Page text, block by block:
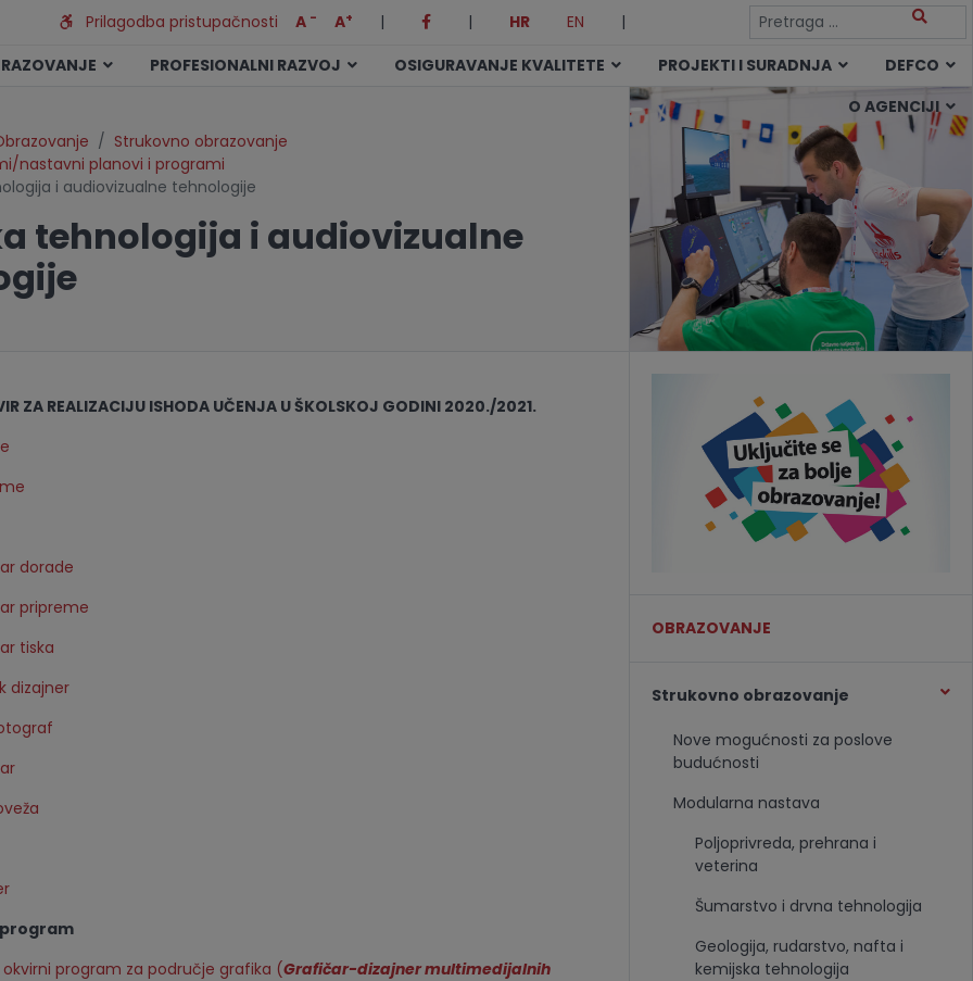
Prilagodba pristupačnosti A - A+ | | HR EN
|
PROFESIONALNI RAZVOJ OSIGURAVANJE KVALITETE PROJEKTI I SURADNJA
DEFCO
O AGENCIJI
Strukovno obrazovanje
nastavni planovi i programi
i audiovizualne tehnologije
tehnologija i audiovizualne
ZA REALIZACIJU ISHODA UČENJA U ŠKOLSKOJ GODINI 2020./2021.
dorade
pripreme
tiska
dizajner
program za područje grafika (Grafičar-dizajner multimedijalnih
OBRAZOVANJE
Strukovno obrazovanje
Nove mogućnosti za poslove
budućnosti
Modularna nastava
Poljoprivreda, prehrana i
veterina
Šumarstvo i drvna tehnologija
Geologija, rudarstvo, nafta i
kemijska tehnologija